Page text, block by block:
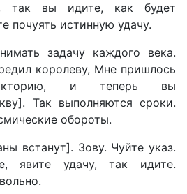
так вы идите, как будет
почуять истинную удачу.
задачу каждого века.
королеву, Мне пришлось
и теперь вы
Так выполняются сроки.
обороты.
встанут]. Зову. Чуйте указ.
явите удачу, так идите.